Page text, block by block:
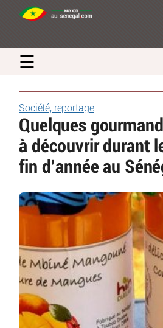
☰
Société, reportage
Quelques
à découvrir durant
fin d’année au
Recevez en exclusivité
et bons plans du